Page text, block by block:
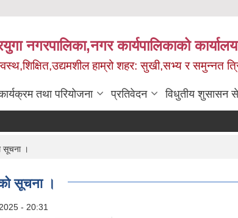
नगरपालिका,नगर कार्यपालिकाको कार्यालय
हाम्रो शहर: सुखी,सभ्य र समुन्नत
तथा परियोजना प्रतिवेदन विधुतीय शुसासन
सूचना ।
सूचना ।
- 20:31